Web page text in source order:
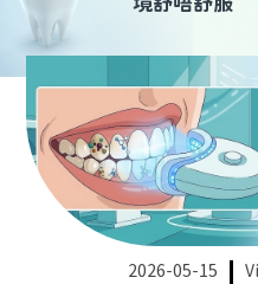
境舒唔舒服
2026-05-15